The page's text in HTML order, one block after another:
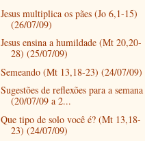
Jesus multiplica os pães (Jo 6,1-15)
(26/07/09)
Jesus ensina a humildade (Mt 20,20-
28) (25/07/09)
Semeando (Mt 13,18-23) (24/07/09)
Sugestões de reflexões para a semana
(20/07/09 a 2...
Que tipo de solo você é? (Mt 13,18-
23) (24/07/09)